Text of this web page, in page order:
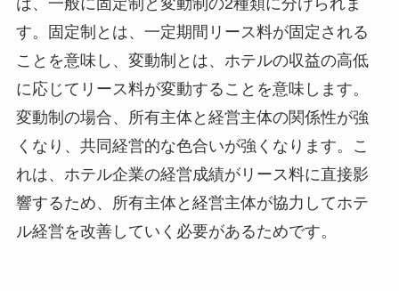
す。固定制とは、一定期間リース料が固定される
ことを意味し、変動制とは、ホテルの収益の高低
に応じてリース料が変動することを意味します。
変動制の場合、所有主体と経営主体の関係性が強
くなり、共同経営的な色合いが強くなります。こ
れは、ホテル企業の経営成績がリース料に直接影
響するため、所有主体と経営主体が協力してホテ
ル経営を改善していく必要があるためです。